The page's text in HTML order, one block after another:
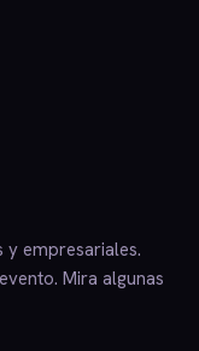
y empresariales.
Mira algunas